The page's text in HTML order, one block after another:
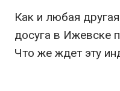
Как и любая
досуга в Ижевске
Что же ждет эту